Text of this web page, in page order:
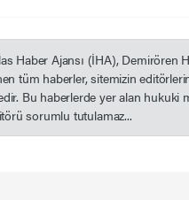
Haber Ajansı (İHA), Demirören
tüm haberler, sitemizin
Bu haberlerde yer alan hukuki
sorumlu tutulamaz...